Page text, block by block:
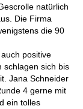
natürlich
Die Firma
die 90
positive
schlagen sich bis
Jana Schneider
4 gerne mit
ein tolles